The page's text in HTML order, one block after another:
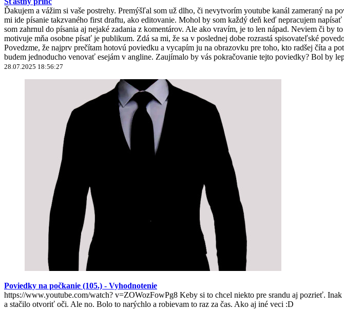
Ďakujem a vážim si vaše postrehy. Premýšľal som už dlho, či nevytvorím youtube kanál zameraný na
mi ide písanie takzvaného first draftu, ako editovanie. Mohol by som každý deň keď nepracujem
som zahrnul do písania aj nejaké zadania z komentárov. Ale ako vravím, je to len nápad. Neviem či by
motivuje mňa osobne písať je publikum. Zdá sa mi, že sa v poslednej dobe rozrastá spisovateľské
Povedzme, že najprv prečítam hotovú poviedku a vycapím ju na obrazovku pre toho, kto radšej číta a
budem jednoducho venovať esejám v angline. Zaujímalo by vás pokračovanie tejto poviedky? Bol by
28.07.2025 18:56:27
Poviedky na počkanie (105.) - Vyhodnotenie
https://www.youtube.com/watch? v=ZOWozFowPg8 Keby si to chcel niekto pre srandu aj pozrieť.
a stačilo otvoriť oči. Ale no. Bolo to narýchlo a robievam to raz za čas. Ako aj iné veci :D